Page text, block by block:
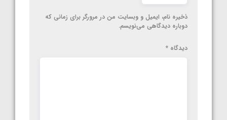
ذخیره نام، ایمیل و وبسایت من در مرورگر برای زمانی که
دوباره دیدگاهی می‌نویسم.
دیدگاه *